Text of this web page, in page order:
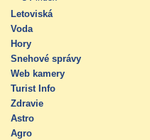
Letoviská
Voda
Hory
Snehové správy
Web kamery
Turist Info
Zdravie
Astro
Agro